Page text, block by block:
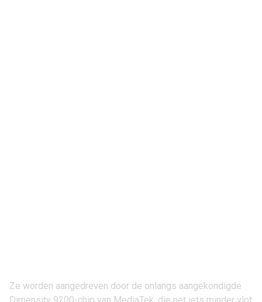
Ze worden aangedreven door de onlangs aangekondigde